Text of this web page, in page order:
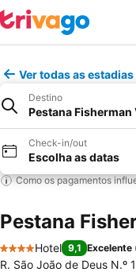
Ver todas as
Destino
Pestana Fisherman
Check-in/out
Escolha as datas
Como os pagamentos
Pestana
4 Estrelas
Hotel 9,1 Excelente
R. São João de Deus N.º